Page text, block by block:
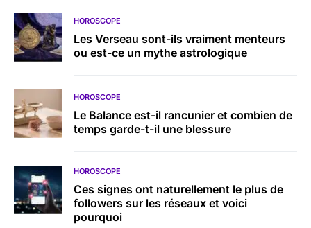
HOROSCOPE
Les Verseau sont-ils vraiment menteurs
ou est-ce un mythe astrologique
HOROSCOPE
Le Balance est-il rancunier et combien de
temps garde-t-il une blessure
HOROSCOPE
Ces signes ont naturellement le plus de
followers sur les réseaux et voici
pourquoi